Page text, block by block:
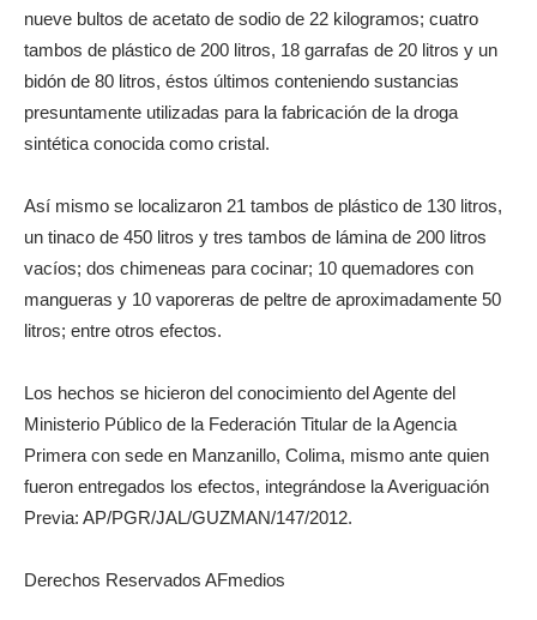
nueve bultos de acetato de sodio de 22 kilogramos; cuatro
tambos de plástico de 200 litros, 18 garrafas de 20 litros y un
bidón de 80 litros, éstos últimos conteniendo sustancias
presuntamente utilizadas para la fabricación de la droga
sintética conocida como cristal.
Así mismo se localizaron 21 tambos de plástico de 130 litros,
un tinaco de 450 litros y tres tambos de lámina de 200 litros
vacíos; dos chimeneas para cocinar; 10 quemadores con
mangueras y 10 vaporeras de peltre de aproximadamente 50
litros; entre otros efectos.
Los hechos se hicieron del conocimiento del Agente del
Ministerio Público de la Federación Titular de la Agencia
Primera con sede en Manzanillo, Colima, mismo ante quien
fueron entregados los efectos, integrándose la Averiguación
Previa: AP/PGR/JAL/GUZMAN/147/2012.
Derechos Reservados AFmedios